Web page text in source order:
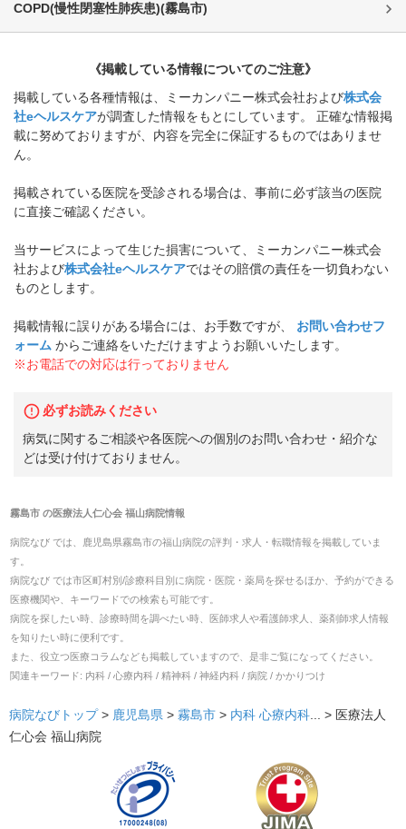
COPD(慢性閉塞性肺疾患)(霧島市)
《掲載している情報についてのご注意》
掲載している各種情報は、ミーカンパニー株式会社および株式会
社eヘルスケアが調査した情報をもとにしています。 正確な情報掲
載に努めておりますが、内容を完全に保証するものではありませ
ん。
掲載されている医院を受診される場合は、事前に必ず該当の医院
に直接ご確認ください。
当サービスによって生じた損害について、ミーカンパニー株式会
社および株式会社eヘルスケアではその賠償の責任を一切負わない
ものとします。
掲載情報に誤りがある場合には、お手数ですが、
お問い合わせフ
ォーム からご連絡をいただけますようお願いいたします。
※お電話での対応は行っておりません
必ずお読みください
病気に関するご相談や各医院への個別のお問い合わせ・紹介な
どは受け付けておりません。
霧島市の医療法人仁心会 福山病院情報
病院なび では、 鹿児島県霧島市の福山病院の評判・求人・転職情報を掲載していま
す。
病院なび では市区町村別/診療科目別に病院・医院・薬局を探せるほか、予約ができる
医療機関や、キーワードでの検索も可能です。
病院を探したい時、診療時間を調べたい時、医師求人や看護師求人、薬剤師求人情報
を知りたい時に便利です。
また、役立つ医療コラムなども掲載していますので、是非ご覧になってください。
関連キーワード: 内科 / 心療内科 / 精神科 / 神経内科 / 病院 / かかりつけ
病院なびトップ> 鹿児島県 > 霧島市 > 内科 心療内科 ... > 医療法人
仁心会 福山病院